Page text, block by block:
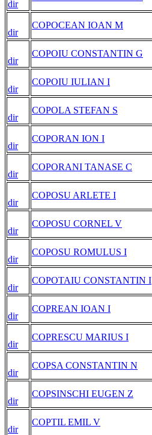
dir
dir
COPOCEAN IOAN M
dir
COPOIU CONSTANTIN G
dir
COPOIU IULIAN I
dir
COPOLA STEFAN S
dir
COPORAN ION I
dir
COPORANI TANASE C
dir
COPOSU ARLETE I
dir
COPOSU CORNEL V
dir
COPOSU ROMULUS I
dir
COPOTAIU CONSTANTIN I
dir
COPREAN IOAN I
dir
COPRESCU MARIUS I
dir
COPSA CONSTANTIN N
dir
COPSINSCHI EUGEN Z
dir
COPTIL EMIL V